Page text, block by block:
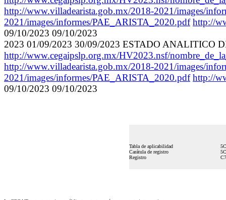
http://www.villadearista.gob.mx/2018-2021/images/
2021/images/informes/PAE_ARISTA_2020.pdf http://
09/10/2023 09/10/2023
2023 01/09/2023 30/09/2023 ESTADO ANALITICO
http://www.cegaipslp.org.mx/HV2023.nsf/
http://www.villadearista.gob.mx/2018-2021/images/
2021/images/informes/PAE_ARISTA_2020.pdf http://
09/10/2023 09/10/2023
Tabla de aplicabilidad
Carátula de registro
Registro